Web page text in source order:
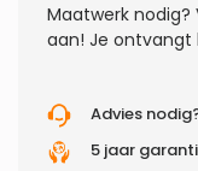
Maatwerk nodig?
aan! Je ontvangt
Advies
5 jaar